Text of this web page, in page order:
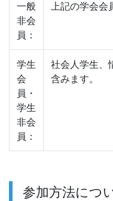
一般
非会
員：
上記の学会会
学生
会
員・
学生
非会
員：
社会人学生、
含みます。
参加方法につ